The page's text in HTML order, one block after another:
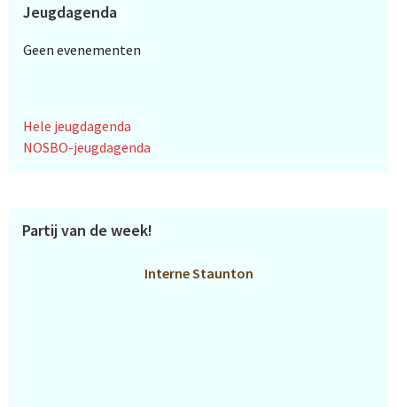
Jeugdagenda
Geen evenementen
Hele jeugdagenda
NOSBO-jeugdagenda
Partij van de week!
Interne Staunton